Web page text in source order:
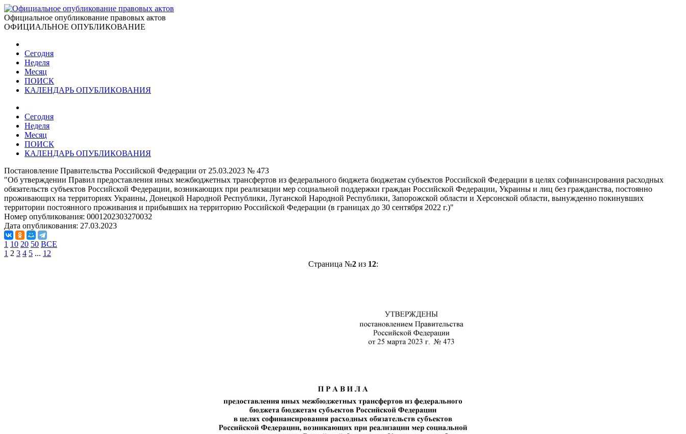
Официальное опубликование правовых актов
ОФИЦИАЛЬНОЕ ОПУБЛИКОВАНИЕ
Сегодня
Неделя
Месяц
ПОИСК
КАЛЕНДАРЬ ОПУБЛИКОВАНИЯ
Сегодня
Неделя
Месяц
ПОИСК
КАЛЕНДАРЬ ОПУБЛИКОВАНИЯ
Постановление Правительства Российской Федерации от 25.03.2023 № 473
"Об утверждении Правил предоставления иных межбюджетных трансфертов из федерального бюджета бюджетам субъектов Российской Федерации в целях софинансирования расходных
обязательств субъектов Российской Федерации, возникающих при реализации мер социальной поддержки граждан Российской Федерации, Украины и лиц без гражданства, постоянно
проживающих на территориях Украины, Донецкой Народной Республики, Луганской Народной Республики, Запорожской области и Херсонской области, вынужденно покинувших
территории постоянного проживания и прибывших на территорию Российской Федерации (в границах до 30 сентября 2022 г.)"
Номер опубликования: 0001202303270032
Дата опубликования: 27.03.2023
1 10 20 50 ВСЕ
1 2 3 4 5 ... 12
Страница №2из 12: